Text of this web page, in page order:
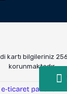
kartı bilgileriniz
korunmaktadır.
ideasoft